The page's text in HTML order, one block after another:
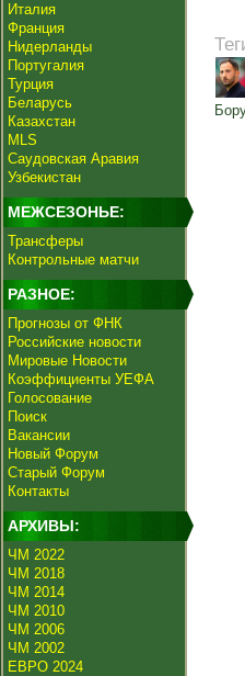
Италия
Франция
Нидерланды
Португалия
Турция
Беларусь
Казахстан
MLS
Саудовская Аравия
Узбекистан
МЕЖСЕЗОНЬЕ:
Трансферы
Контрольные матчи
РАЗНОЕ:
Прогнозы от ФНК
Российские новости
Мировые Новости
Коэффициенты УЕФА
Голосование
Поиск
Вакансии
Новый Форум
Старый Форум
Контакты
АРХИВЫ:
ЧМ 2022
ЧМ 2018
ЧМ 2014
ЧМ 2010
ЧМ 2006
ЧМ 2002
ЕВРО 2024